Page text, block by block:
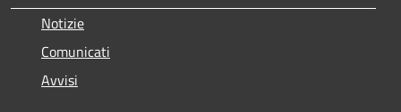
Notizie
Comunicati
Avvisi